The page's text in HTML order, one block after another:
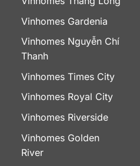
Vinhomes Gardenia
Vinhomes Nguyễn Chí
Thanh
Vinhomes Times City
Vinhomes Royal City
Vinhomes Riverside
Vinhomes Golden
River